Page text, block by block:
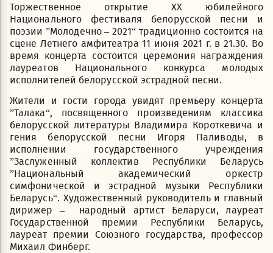
Торжественное открытие ХХ юбилейного
Национального фестиваля белорусской песни и
поэзии ”Молодечно – 2021“ традиционно состоится на
сцене Летнего амфитеатра 11 июня 2021 г. в 21.30. Во
время концерта состоится церемония награждения
лауреатов Национального конкурса молодых
исполнителей белорусской эстрадной песни.
Жители и гости города увидят премьеру концерта
”Талака“, посвященного произведениям классика
белорусской литературы Владимира Короткевича и
гения белорусской песни Игоря Паливоды, в
исполнении государственного учреждения
”Заслуженный коллектив Республики Беларусь
”Национальный академический оркестр
симфонической и эстрадной музыки Республики
Беларусь“. Художественный руководитель и главный
дирижер – народный артист Беларуси, лауреат
Государственной премии Республики Беларусь,
лауреат премии Союзного государства, профессор
Михаил Финберг.